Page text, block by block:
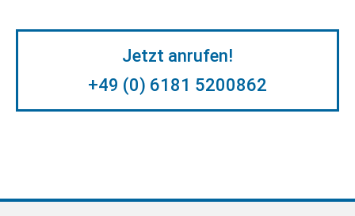
Jetzt anrufen!
+49 (0) 6181 5200862